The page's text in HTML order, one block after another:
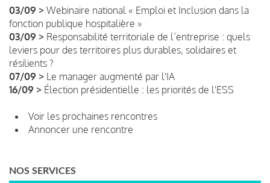
03/09 > Webinaire national « Emploi et Inclusion dans la
fonction publique hospitalière »
03/09 > Responsabilité territoriale de l’entreprise : quels
leviers pour des territoires plus durables, solidaires et
résilients ?
07/09 > Le manager augmenté par l'IA
16/09 > Élection présidentielle : les priorités de l'ESS
Voir les prochaines rencontres
Annoncer une rencontre
NOS SERVICES